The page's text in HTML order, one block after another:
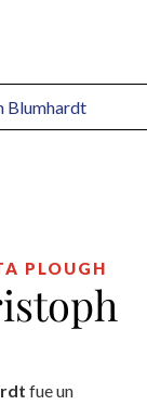
Blumhardt
PLOUGH
fue un